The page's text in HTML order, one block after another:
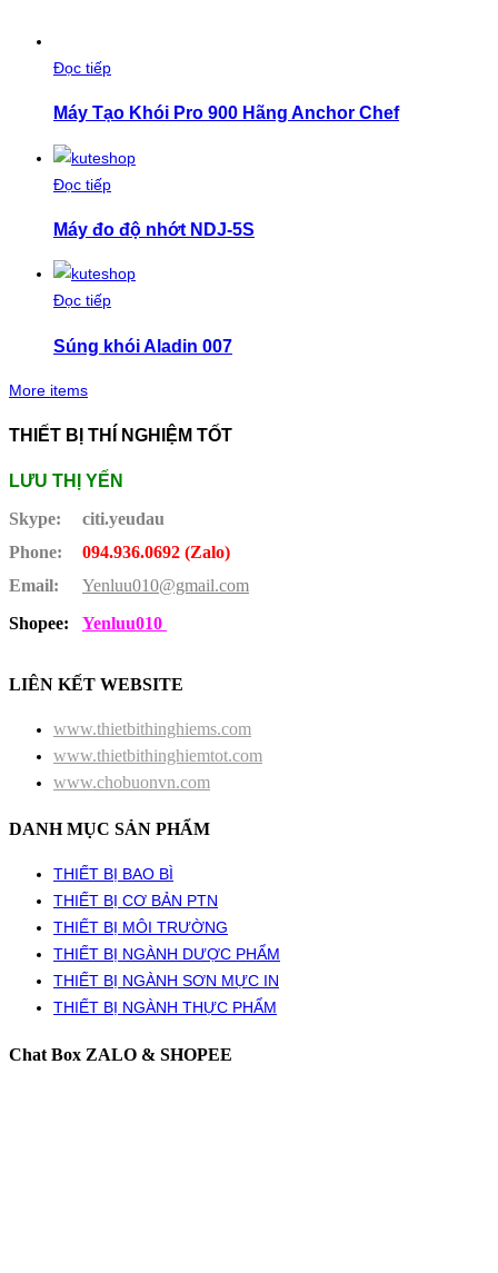
Đọc tiếp
Máy Tạo Khói Pro 900 Hãng Anchor Chef
Đọc tiếp
Máy đo độ nhớt NDJ-5S
Đọc tiếp
Súng khói Aladin 007
More items
THIẾT BỊ THÍ NGHIỆM TỐT
LƯU THỊ YẾN
Skype:
citi.yeudau
Phone:
094.936.0692 (Zalo)
Email:
Yenluu010@gmail.com
Shopee:
Yenluu010
LIÊN KẾT WEBSITE
www.thietbithinghiems.com
www.thietbithinghiemtot.com
www.chobuonvn.com
DANH MỤC SẢN PHẨM
THIẾT BỊ BAO BÌ
THIẾT BỊ CƠ BẢN PTN
THIẾT BỊ MÔI TRƯỜNG
THIẾT BỊ NGÀNH DƯỢC PHẨM
THIẾT BỊ NGÀNH SƠN MỰC IN
THIẾT BỊ NGÀNH THỰC PHẨM
Chat Box ZALO & SHOPEE